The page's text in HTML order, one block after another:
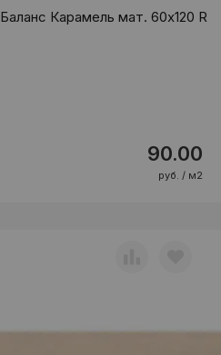
Баланс Карамель мат. 60x120 R
90.00
руб. / м2